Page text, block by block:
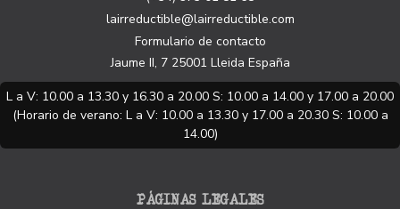
lairreductible@lairreductible.com
Formulario de contacto
Jaume II, 7 25001 Lleida España
L a V: 10.00 a 13.30 y 16.30 a 20.00 S: 10.00 a 14.00 y 17.00 a 20.00
(Horario de verano: L a V: 10.00 a 13.30 y 17.00 a 20.30 S: 10.00 a
14.00)
PÁGINAS LEGALES